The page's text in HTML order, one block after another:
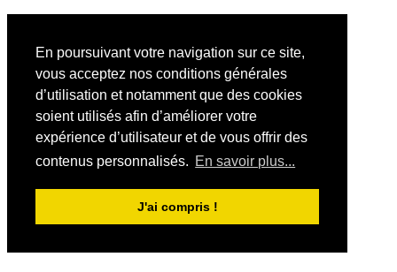
En poursuivant votre navigation sur ce site,
vous acceptez nos conditions générales
d’utilisation et notamment que des cookies
soient utilisés afin d’améliorer votre
expérience d’utilisateur et de vous offrir des
contenus personnalisés. En savoir plus...
J'ai compris !